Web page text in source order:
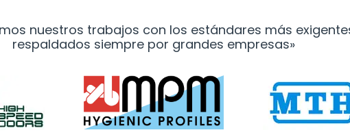
nuestros trabajos con los estándares más
respaldados siempre por grandes empresas»